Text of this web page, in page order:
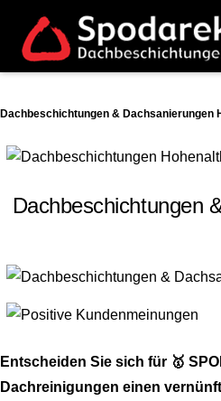
Dachbeschichtungen & Dachsanierungen
Dachbeschichtungen
Entscheiden Sie sich für 🥇
Dachreinigungen einen